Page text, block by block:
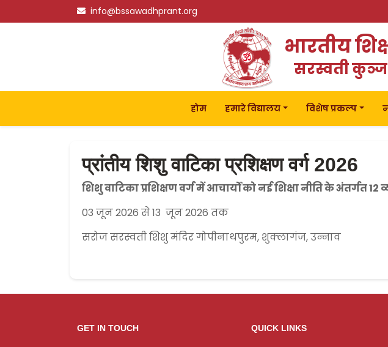
info@bssawadhprant.org
भारतीय
सरस्वती
होम हमारे विद्यालय विशेष प्रकल्प
प्रांतीय शिशु वाटिका प्रशिक्षण वर्ग 2026
शिशु वाटिका प्रशिक्षण वर्ग में आचार्यों को नई शिक्षा नीति के अंतर्गत
03 जून 2026 से 13 जून 2026 तक
सरोज सरस्वती शिशु मंदिर गोपीनाथपुरम, शुक्लागंज, उन्नाव
GET IN TOUCH QUICK LINKS